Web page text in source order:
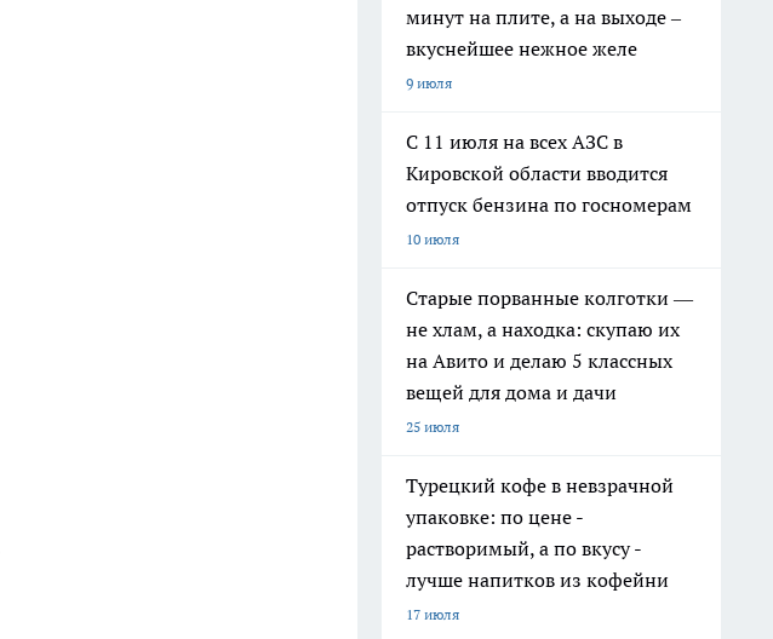
минут на плите, а на выходе –
вкуснейшее нежное желе
9 июля
С 11 июля на всех АЗС в
Кировской области вводится
отпуск бензина по госномерам
10 июля
Старые порванные колготки —
не хлам, а находка: скупаю их
на Авито и делаю 5 классных
вещей для дома и дачи
25 июля
Турецкий кофе в невзрачной
упаковке: по цене -
растворимый, а по вкусу -
лучше напитков из кофейни
17 июля